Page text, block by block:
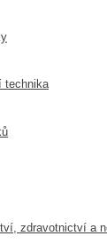
technika
zdravotnictví a